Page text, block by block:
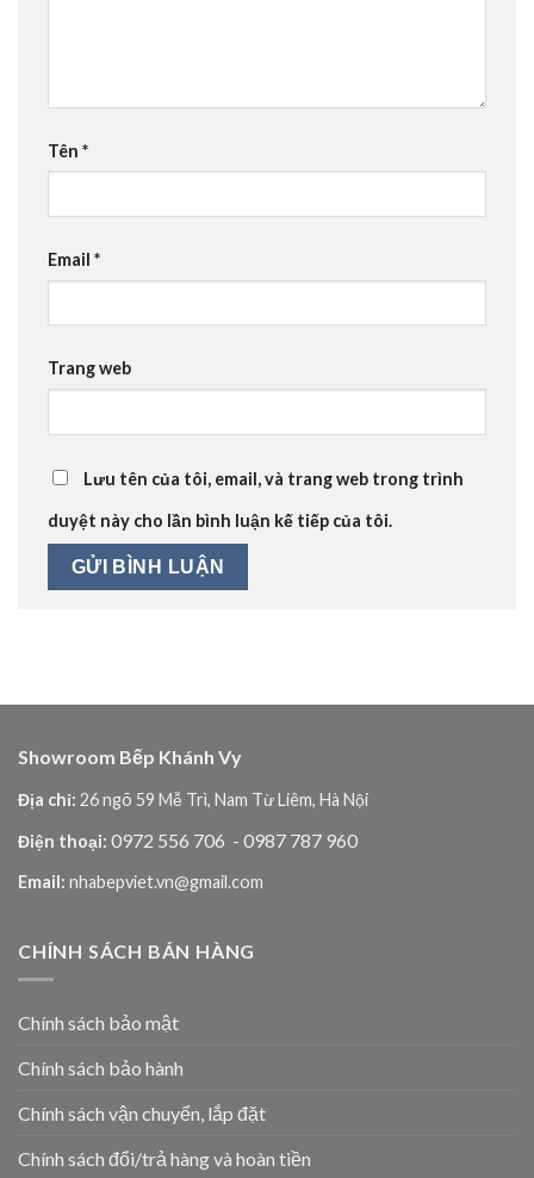
Tên *
Email *
Trang web
Lưu tên của tôi, email, và trang web trong trình
duyệt này cho lần bình luận kế tiếp của tôi.
Showroom Bếp Khánh Vy
Địa chỉ: 26 ngõ 59 Mễ Trì, Nam Từ Liêm, Hà Nội
Điện thoại: 0972 556 706 - 0987 787 960
Email: nhabepviet.vn@gmail.com
CHÍNH SÁCH BÁN HÀNG
Chính sách bảo mật
Chính sách bảo hành
Chính sách vận chuyển, lắp đặt
Chính sách đổi/trả hàng và hoàn tiền